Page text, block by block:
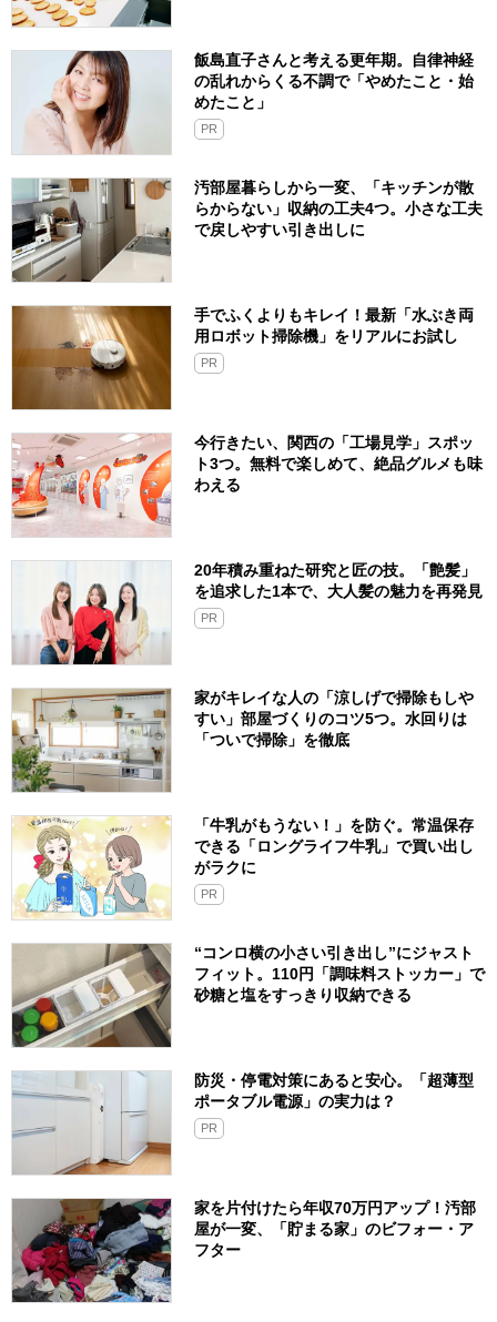
飯島直子さんと考える更年期。自律神経
の乱れからくる不調で「やめたこと・始
めたこと」
PR
汚部屋暮らしから一変、「キッチンが散
らからない」収納の工夫4つ。小さな工夫
で戻しやすい引き出しに
手でふくよりもキレイ！最新「水ぶき両
用ロボット掃除機」をリアルにお試し
PR
今行きたい、関西の「工場見学」スポッ
ト3つ。無料で楽しめて、絶品グルメも味
わえる
20年積み重ねた研究と匠の技。「艶髪」
を追求した1本で、大人髪の魅力を再発見
PR
家がキレイな人の「涼しげで掃除もしや
すい」部屋づくりのコツ5つ。水回りは
「ついで掃除」を徹底
「牛乳がもうない！」を防ぐ。常温保存
できる「ロングライフ牛乳」で買い出し
がラクに
PR
“コンロ横の小さい引き出し”にジャスト
フィット。110円「調味料ストッカー」で
砂糖と塩をすっきり収納できる
防災・停電対策にあると安心。「超薄型
ポータブル電源」の実力は？​
PR
家を片付けたら年収70万円アップ！汚部
屋が一変、「貯まる家」のビフォー・ア
フター